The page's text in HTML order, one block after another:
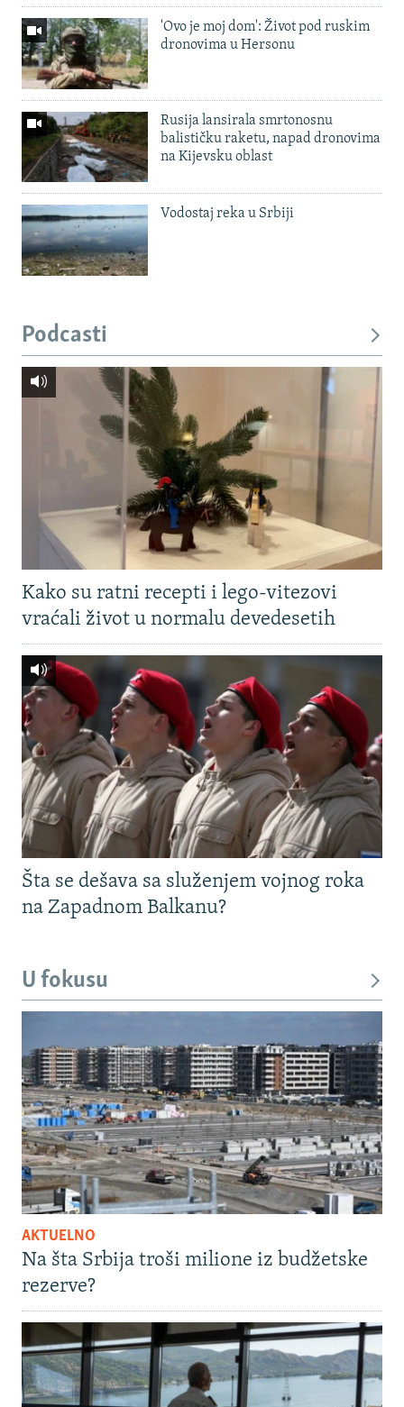
'Ovo je moj dom': Život pod ruskim
dronovima u Hersonu
Rusija lansirala smrtonosnu
balističku raketu, napad dronovima
na Kijevsku oblast
Vodostaj reka u Srbiji
Podcasti
Kako su ratni recepti i lego-vitezovi
vraćali život u normalu devedesetih
Šta se dešava sa služenjem vojnog roka
na Zapadnom Balkanu?
U fokusu
AKTUELNO
Na šta Srbija troši milione iz budžetske
rezerve?